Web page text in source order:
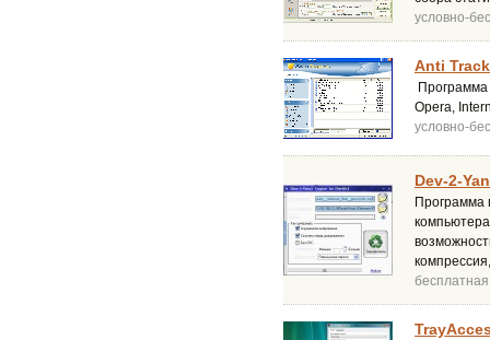
условно-
Anti
Opera,
условно-
Dev-2-
Программа
бесплатная